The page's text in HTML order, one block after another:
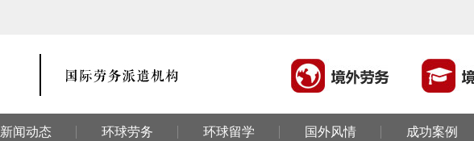
新闻动态 环球劳务 环球留学 国外风情 成功案例